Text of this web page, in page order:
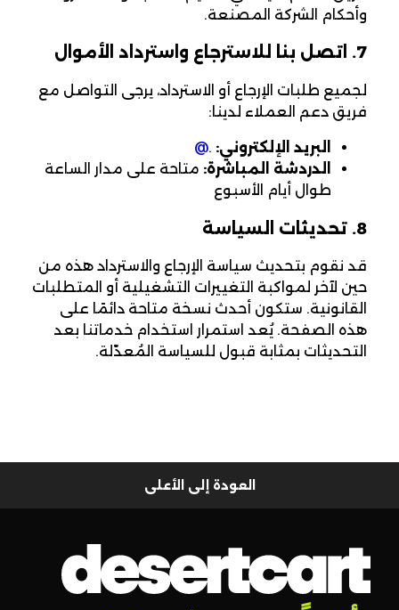
وأحكام الشركة المصنعة.
7. اتصل بنا للاسترجاع واسترداد الأموال
لجميع طلبات الإرجاع أو الاسترداد، يرجى التواصل مع
فريق دعم العملاء لدينا:
البريد الإلكتروني: support@desertcart.com
الدردشة المباشرة: متاحة على مدار الساعة
طوال أيام الأسبوع
8. تحديثات السياسة
قد نقوم بتحديث سياسة الإرجاع والاسترداد هذه من
حين لآخر لمواكبة التغييرات التشغيلية أو المتطلبات
القانونية. ستكون أحدث نسخة متاحة دائمًا على
هذه الصفحة. يُعد استمرار استخدام خدماتنا بعد
التحديثات بمثابة قبول للسياسة المُعدّلة.
العودة إلى الأعلى